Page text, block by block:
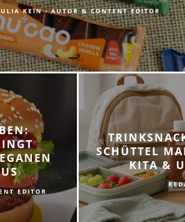
KEIN - AUTOR & CONTENT EDITOR
EDITOR
SCHÜTTEL
KITA &